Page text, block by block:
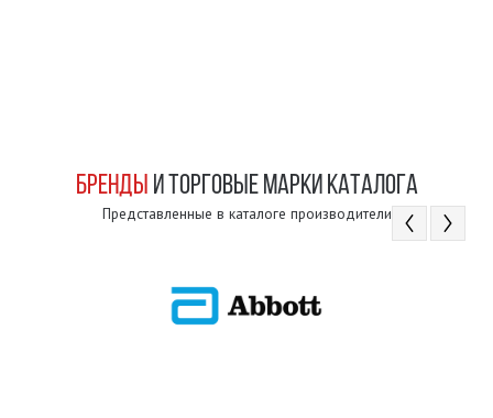
БРЕНДЫ И ТОРГОВЫЕ МАРКИ КАТАЛОГА
Представленные в каталоге производители